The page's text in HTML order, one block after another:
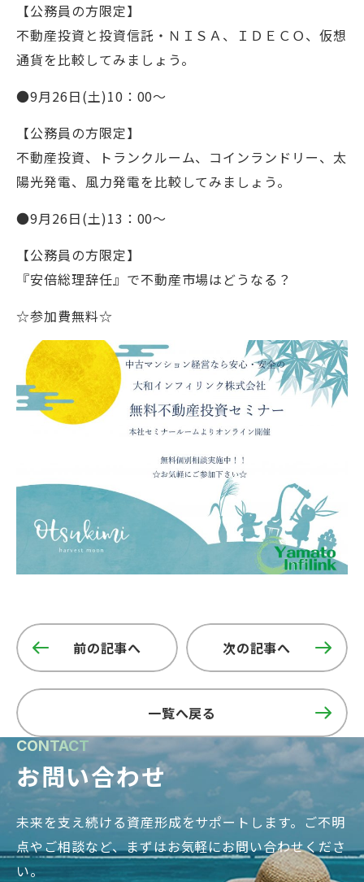
【公務員の方限定】
不動産投資と投資信託・ＮＩＳＡ、ＩＤＥＣＯ、仮想
通貨を比較してみましょう。
●9月26日(土)10：00～
【公務員の方限定】
不動産投資、トランクルーム、コインランドリー、太
陽光発電、風力発電を比較してみましょう。
●9月26日(土)13：00～
【公務員の方限定】
『安倍総理辞任』で不動産市場はどうなる？
☆参加費無料☆
前の記事へ 次の記事へ
一覧へ戻る
CONTACT
お問い合わせ
未来を支え続ける資産形成をサポートします。 ご不明
点やご相談など、まずはお気軽にお問い合わせくださ
い。